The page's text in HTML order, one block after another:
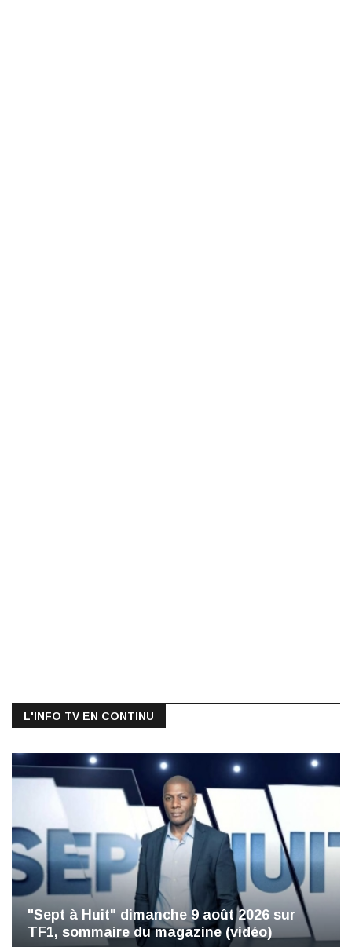
L'INFO TV EN CONTINU
"Sept à Huit" dimanche 9 août 2026 sur
TF1, sommaire du magazine (vidéo)